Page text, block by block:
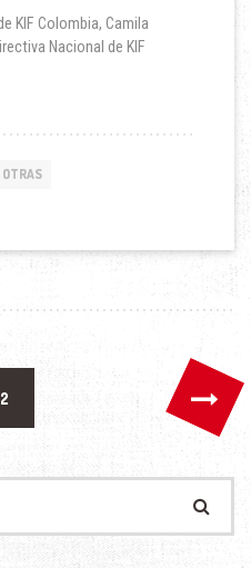
KIF Colombia, Camila
Nacional de KIF
OTRAS
2